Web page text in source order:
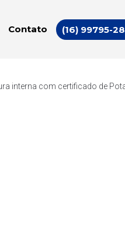
Contato (16) 99795-
interna com certificado de